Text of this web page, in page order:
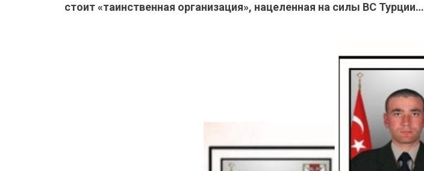
стоит «таинственная организация», нацеленная на силы ВС Турции…